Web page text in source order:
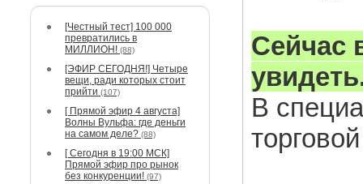
[Честный тест] 100 000
превратились в
МИЛЛИОН! (88)
[ЭФИР СЕГОДНЯ!] Четыре
вещи, ради которых стоит
прийти (107)
[ Прямой эфир 4 августа]
Волны Вульфа: где деньги
на самом деле? (88)
[ Сегодня в 19:00 МСК]
Прямой эфир про рынок
без конкуренции! (97)
Сейчас
В